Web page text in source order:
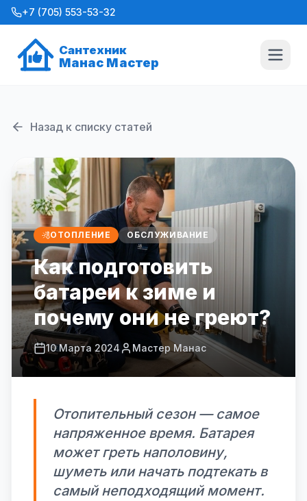
+7 (705) 553-53-32
Сантехник
Манас Мастер
Назад к списку статей
ОТОПЛЕНИЕ ОБСЛУЖИВАНИЕ
Как подготовить
батареи к зиме и
почему они не греют?
10 Марта 2024 Мастер Манас
Отопительный сезон — самое
напряженное время. Батарея
может греть наполовину,
шуметь или начать подтекать в
самый неподходящий момент.